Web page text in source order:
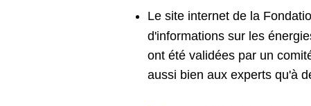
Le site internet de la
d'informations sur les
ont été validées par un
aussi bien aux experts qu'à